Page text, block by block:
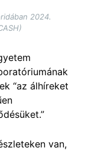
2024.
“az álhíreket
van,